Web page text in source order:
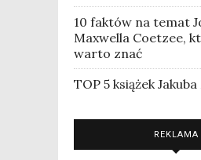
10 faktów na temat
Maxwella Coetzee,
warto znać
TOP 5 książek
REKLAMA